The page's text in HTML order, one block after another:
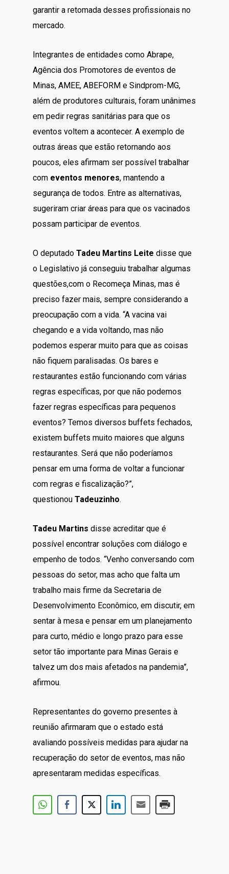
garantir a retomada desses profissionais no
mercado.
Integrantes de entidades como Abrape,
Agência dos Promotores de eventos de
Minas, AMEE, ABEFORM e Sindprom-MG,
além de produtores culturais, foram unânimes
em pedir regras sanitárias para que os
eventos voltem a acontecer. A exemplo de
outras áreas que estão retornando aos
poucos, eles afirmam ser possível trabalhar
com eventos menores, mantendo a
segurança de todos. Entre as alternativas,
sugeriram criar áreas para que os vacinados
possam participar de eventos.
O deputado Tadeu Martins Leite disse que
o Legislativo já conseguiu trabalhar algumas
questões,com o Recomeça Minas, mas é
preciso fazer mais, sempre considerando a
preocupação com a vida. “A vacina vai
chegando e a vida voltando, mas não
podemos esperar muito para que as coisas
não fiquem paralisadas. Os bares e
restaurantes estão funcionando com várias
regras específicas, por que não podemos
fazer regras específicas para pequenos
eventos? Temos diversos buffets fechados,
existem buffets muito maiores que alguns
restaurantes. Será que não poderíamos
pensar em uma forma de voltar a funcionar
com regras e fiscalização?”,
questionou Tadeuzinho.
Tadeu Martins disse acreditar que é
possível encontrar soluções com diálogo e
empenho de todos. “Venho conversando com
pessoas do setor, mas acho que falta um
trabalho mais firme da Secretaria de
Desenvolvimento Econômico, em discutir, em
sentar à mesa e pensar em um planejamento
para curto, médio e longo prazo para esse
setor tão importante para Minas Gerais e
talvez um dos mais afetados na pandemia”,
afirmou.
Representantes do governo presentes à
reunião afirmaram que o estado está
avaliando possíveis medidas para ajudar na
recuperação do setor de eventos, mas não
apresentaram medidas específicas.